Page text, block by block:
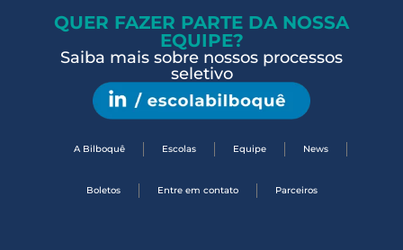
QUER FAZER PARTE DA NOSSA
EQUIPE?
Saiba mais sobre nossos processos
seletivo
A Bilboquê Escolas Equipe News
Boletos Entre em contato Parceiros